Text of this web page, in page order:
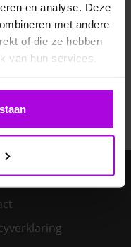
en analyse. Deze
met andere
of die ze hebben
van hun services.
de verzorging